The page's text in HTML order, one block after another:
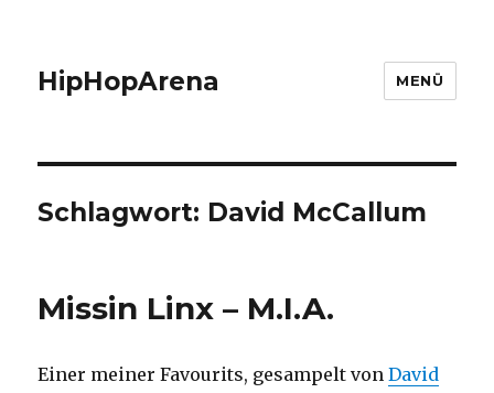
HipHopArena MENÜ
Schlagwort: David McCallum
Missin Linx – M.I.A.
Einer meiner Favourits, gesampelt vonDavid